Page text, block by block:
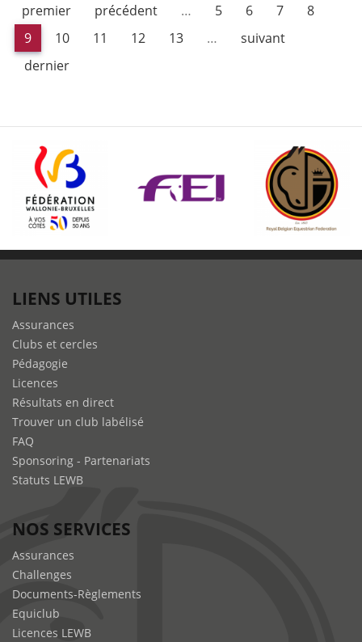
les
pros
Hanches/Bassin
premier précédent … 5 6 7
8
9
10 11 12 13 …
suivant
dernier
LIENS UTILES
Assurances
Clubs et cercles
Pédagogie
Licences
Résultats en direct
Trouver un club labélisé
FAQ
Sponsoring - Partenariats
Statuts LEWB
NOS SERVICES
Assurances
Challenges
Documents-Règlements
Equiclub
Licences LEWB